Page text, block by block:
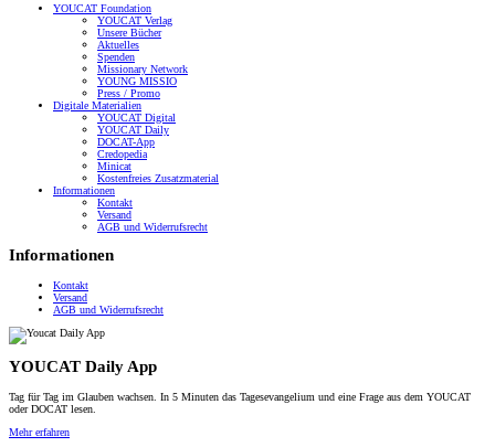
YOUCAT Foundation
YOUCAT Verlag
Unsere Bücher
Aktuelles
Spenden
Missionary Network
YOUNG MISSIO
Press / Promo
Digitale Materialien
YOUCAT Digital
YOUCAT Daily
DOCAT-App
Credopedia
Minicat
Kostenfreies Zusatzmaterial
Informationen
Kontakt
Versand
AGB und Widerrufsrecht
Informationen
Kontakt
Versand
AGB und Widerrufsrecht
YOUCAT Daily App
Tag für Tag im Glauben wachsen. In 5 Minuten das Tagesevangelium und eine Frage aus dem YOUCAT
oder DOCAT lesen.
Mehr erfahren